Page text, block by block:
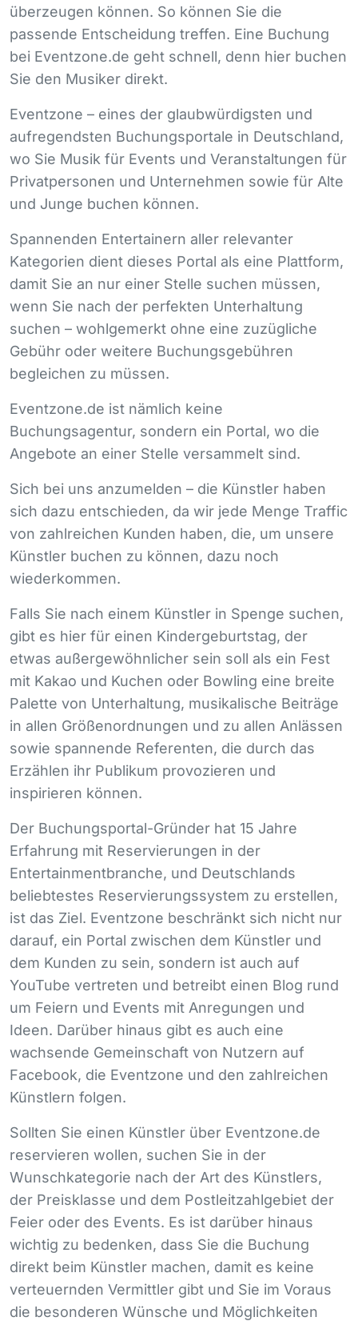
überzeugen können. So können Sie die
passende Entscheidung treffen. Eine Buchung
bei Eventzone.de geht schnell, denn hier buchen
Sie den Musiker direkt.
Eventzone – eines der glaubwürdigsten und
aufregendsten Buchungsportale in Deutschland,
wo Sie Musik für Events und Veranstaltungen für
Privatpersonen und Unternehmen sowie für Alte
und Junge buchen können.
Spannenden Entertainern aller relevanter
Kategorien dient dieses Portal als eine Plattform,
damit Sie an nur einer Stelle suchen müssen,
wenn Sie nach der perfekten Unterhaltung
suchen – wohlgemerkt ohne eine zuzügliche
Gebühr oder weitere Buchungsgebühren
begleichen zu müssen.
Eventzone.de ist nämlich keine
Buchungsagentur, sondern ein Portal, wo die
Angebote an einer Stelle versammelt sind.
Sich bei uns anzumelden – die Künstler haben
sich dazu entschieden, da wir jede Menge Traffic
von zahlreichen Kunden haben, die, um unsere
Künstler buchen zu können, dazu noch
wiederkommen.
Falls Sie nach einem Künstler in Spenge suchen,
gibt es hier für einen Kindergeburtstag, der
etwas außergewöhnlicher sein soll als ein Fest
mit Kakao und Kuchen oder Bowling eine breite
Palette von Unterhaltung, musikalische Beiträge
in allen Größenordnungen und zu allen Anlässen
sowie spannende Referenten, die durch das
Erzählen ihr Publikum provozieren und
inspirieren können.
Der Buchungsportal-Gründer hat 15 Jahre
Erfahrung mit Reservierungen in der
Entertainmentbranche, und Deutschlands
beliebtestes Reservierungssystem zu erstellen,
ist das Ziel. Eventzone beschränkt sich nicht nur
darauf, ein Portal zwischen dem Künstler und
dem Kunden zu sein, sondern ist auch auf
YouTube vertreten und betreibt einen Blog rund
um Feiern und Events mit Anregungen und
Ideen. Darüber hinaus gibt es auch eine
wachsende Gemeinschaft von Nutzern auf
Facebook, die Eventzone und den zahlreichen
Künstlern folgen.
Sollten Sie einen Künstler über Eventzone.de
reservieren wollen, suchen Sie in der
Wunschkategorie nach der Art des Künstlers,
der Preisklasse und dem Postleitzahlgebiet der
Feier oder des Events. Es ist darüber hinaus
wichtig zu bedenken, dass Sie die Buchung
direkt beim Künstler machen, damit es keine
verteuernden Vermittler gibt und Sie im Voraus
die besonderen Wünsche und Möglichkeiten